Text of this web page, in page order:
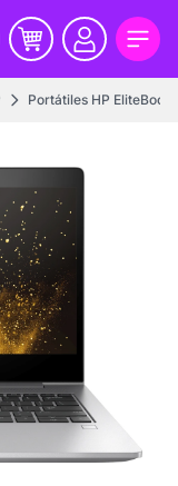
Portátiles HP EliteBook